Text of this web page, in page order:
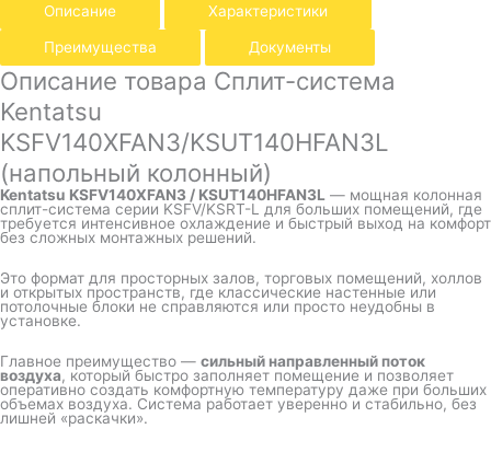
Описание
Характеристики
Преимущества Документы
Описание товара Сплит-система
Kentatsu
KSFV140XFAN3/KSUT140HFAN3L
(напольный колонный)
Kentatsu KSFV140XFAN3 / KSUT140HFAN3L — мощная колонная
сплит-система серии KSFV/KSRT-L для больших помещений, где
требуется интенсивное охлаждение и быстрый выход на комфорт
без сложных монтажных решений.
Это формат для просторных залов, торговых помещений, холлов
и открытых пространств, где классические настенные или
потолочные блоки не справляются или просто неудобны в
установке.
Главное преимущество — сильный направленный поток
воздуха, который быстро заполняет помещение и позволяет
оперативно создать комфортную температуру даже при больших
объемах воздуха. Система работает уверенно и стабильно, без
лишней «раскачки».